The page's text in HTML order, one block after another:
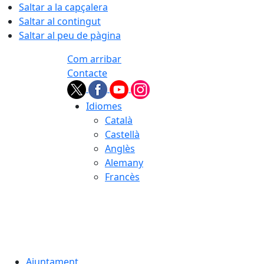
Saltar a la capçalera
Saltar al contingut
Saltar al peu de pàgina
Com arribar
Contacte
Idiomes
Català
Castellà
Anglès
Alemany
Francès